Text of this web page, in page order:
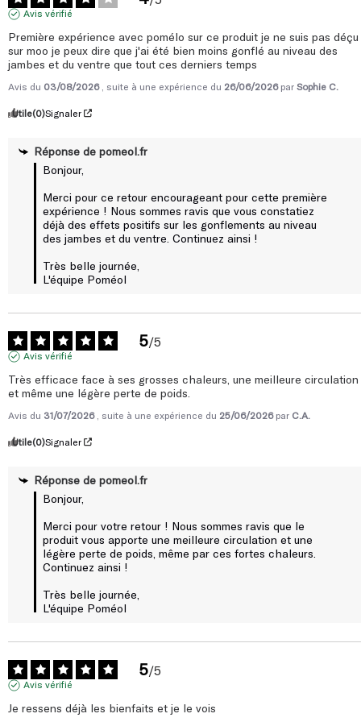
Hydro Tonic draineur amincissant a été conçu et élaboré par un
pharmacien diplômé en France. Afin de vous garantir un niveau
de qualité élevé, nous avons fait le choix de le faire fabriquer
entièrement en France.
Avis vérifié
Première expérience avec pomélo sur ce produit je ne suis pas déçu
sur moo je peux dire que j'ai été bien moins gonflé au niveau des
jambes et du ventre que tout ces derniers temps
Avis du 03/08/2026 , suite à une expérience du 26/06/2026 par Sophie C.
Utile(0)Signaler
Réponse de pomeol.fr
Bonjour,
Merci pour ce retour encourageant pour cette première
expérience ! Nous sommes ravis que vous constatiez
déjà des effets positifs sur les gonflements au niveau
des jambes et du ventre. Continuez ainsi !
Très belle journée,
L'équipe Poméol
5/5
Avis vérifié
Très efficace face à ses grosses chaleurs, une meilleure circulation
et même une légère perte de poids.
Avis du 31/07/2026 , suite à une expérience du 25/06/2026 par C.A.
Utile(0)Signaler
Réponse de pomeol.fr
Bonjour,
Merci pour votre retour ! Nous sommes ravis que le
produit vous apporte une meilleure circulation et une
légère perte de poids, même par ces fortes chaleurs.
Continuez ainsi !
Très belle journée,
L'équipe Poméol
5/5
Avis vérifié
Je ressens déjà les bienfaits et je le vois